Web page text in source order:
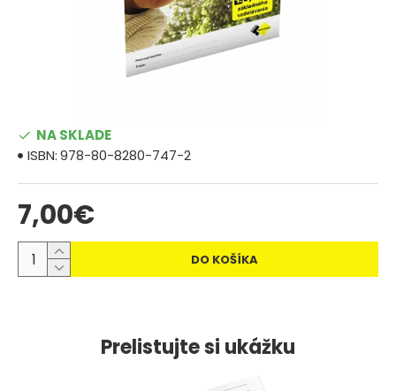
7,00€
NA SKLADE
ISBN:978-80-8280-747-2
DO KOŠÍKA
Prelistujte si ukážku